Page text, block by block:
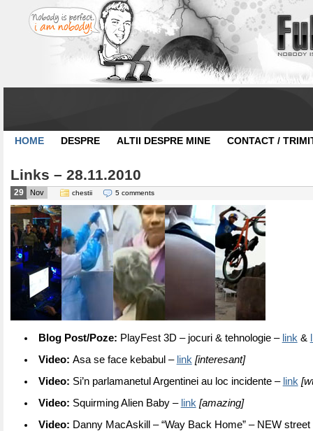
HOME DESPRE ALTII DESPRE MINE CONTACT /
Links – 28.11.2010
29 Nov chestii 5 comments
Blog Post/Poze: PlayFest 3D – jocuri & tehnologie – link &
Video: Asa se face kebabul – link [interesant]
Video: Si’n parlamanetul Argentinei au loc incidente – link
Video: Squirming Alien Baby – link [amazing]
Video: Danny MacAskill – “Way Back Home” – NEW street